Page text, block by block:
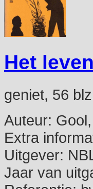
Het
geniet, 56
Auteur:
Extra
Uitgever:
Jaar van